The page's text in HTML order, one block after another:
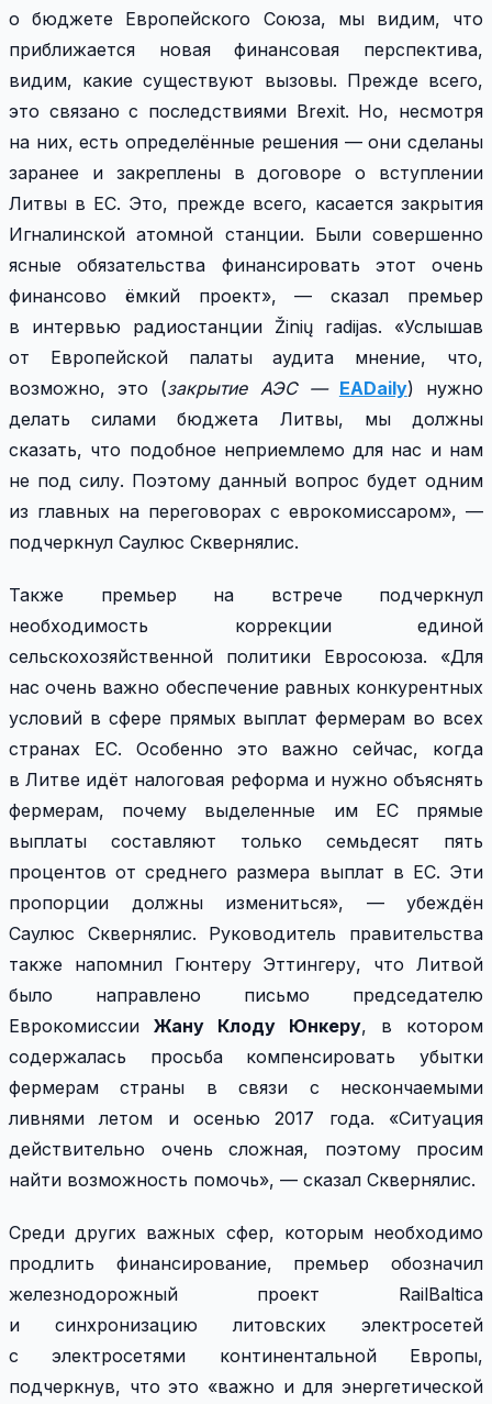
о бюджете Европейского Союза, мы видим, что
приближается новая финансовая перспектива,
видим, какие существуют вызовы. Прежде всего,
это связано с последствиями Brexit. Но, несмотря
на них, есть определённые решения — они сделаны
заранее и закреплены в договоре о вступлении
Литвы в ЕС. Это, прежде всего, касается закрытия
Игналинской атомной станции. Были совершенно
ясные обязательства финансировать этот очень
финансово ёмкий проект», — сказал премьер
в интервью радиостанции Žinių radijas. «Услышав
от Европейской палаты аудита мнение, что,
возможно, это (закрытие АЭС — EADaily) нужно
делать силами бюджета Литвы, мы должны
сказать, что подобное неприемлемо для нас и нам
не под силу. Поэтому данный вопрос будет одним
из главных на переговорах с еврокомиссаром», —
подчеркнул Саулюс Сквернялис.
Также премьер на встрече подчеркнул
необходимость коррекции единой
сельскохозяйственной политики Евросоюза. «Для
нас очень важно обеспечение равных конкурентных
условий в сфере прямых выплат фермерам во всех
странах ЕС. Особенно это важно сейчас, когда
в Литве идёт налоговая реформа и нужно объяснять
фермерам, почему выделенные им ЕС прямые
выплаты составляют только семьдесят пять
процентов от среднего размера выплат в ЕС. Эти
пропорции должны измениться», — убеждён
Саулюс Сквернялис. Руководитель правительства
также напомнил Гюнтеру Эттингеру, что Литвой
было направлено письмо председателю
Еврокомиссии
Жану Клоду Юнкеру, в котором
содержалась просьба компенсировать убытки
фермерам страны в связи с нескончаемыми
ливнями летом и осенью 2017 года. «Ситуация
действительно очень сложная, поэтому просим
найти возможность помочь», — сказал Сквернялис.
Среди других важных сфер, которым необходимо
продлить финансирование, премьер обозначил
железнодорожный проект RailBaltica
и синхронизацию литовских электросетей
с электросетями континентальной Европы,
подчеркнув, что это «важно и для энергетической